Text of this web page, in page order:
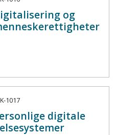
og
1017
digitale